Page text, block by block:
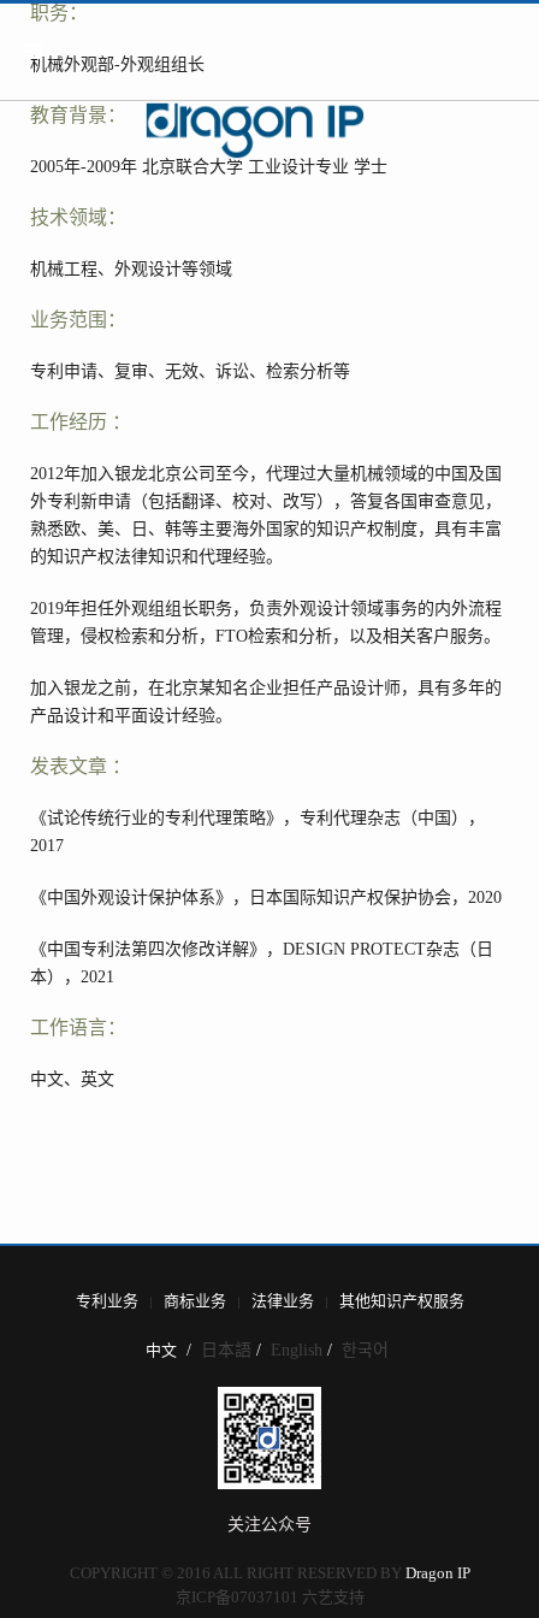
职务：
机械外观部-外观组组长
教育背景：
2005年-2009年 北京联合大学 工业设计专业 学士
技术领域：
机械工程、外观设计等领域
业务范围：
专利申请、复审、无效、诉讼、检索分析等
工作经历 ：
2012年加入银龙北京公司至今，代理过大量机械领域的中国及国
外专利新申请（包括翻译、校对、改写），答复各国审查意见，
熟悉欧、美、日、韩等主要海外国家的知识产权制度，具有丰富
的知识产权法律知识和代理经验。
2019年担任外观组组长职务，负责外观设计领域事务的内外流程
管理，侵权检索和分析，FTO检索和分析，以及相关客户服务。
加入银龙之前，在北京某知名企业担任产品设计师，具有多年的
产品设计和平面设计经验。
发表文章 ：
《试论传统行业的专利代理策略》，专利代理杂志（中国），
2017
《中国外观设计保护体系》，日本国际知识产权保护协会，2020
《中国专利法第四次修改详解》，DESIGN PROTECT杂志（日
本），2021
工作语言：
中文、英文
专利业务 商标业务 法律业务 其他知识产权服务
中文 日本語 English 한국어
关注公众号
COPYRIGHT © 2016 ALL RIGHT RESERVED BY Dragon IP
京ICP备07037101 六艺支持